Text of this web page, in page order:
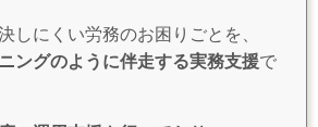
しにくい労務のお困りごとを、
ングのように伴走する実務支援で